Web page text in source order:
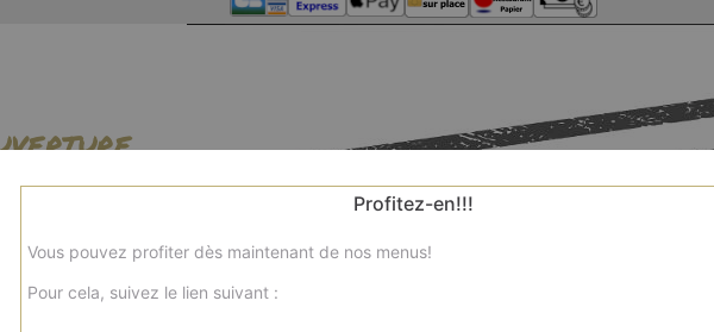
Profitez-en!!!
Vous pouvez profiter dès maintenant de nos menus!
Pour cela, suivez le lien suivant :